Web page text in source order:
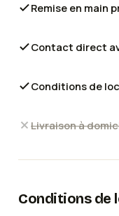
Remise en main
Contact direct
Conditions de
Livraison à
Conditions de